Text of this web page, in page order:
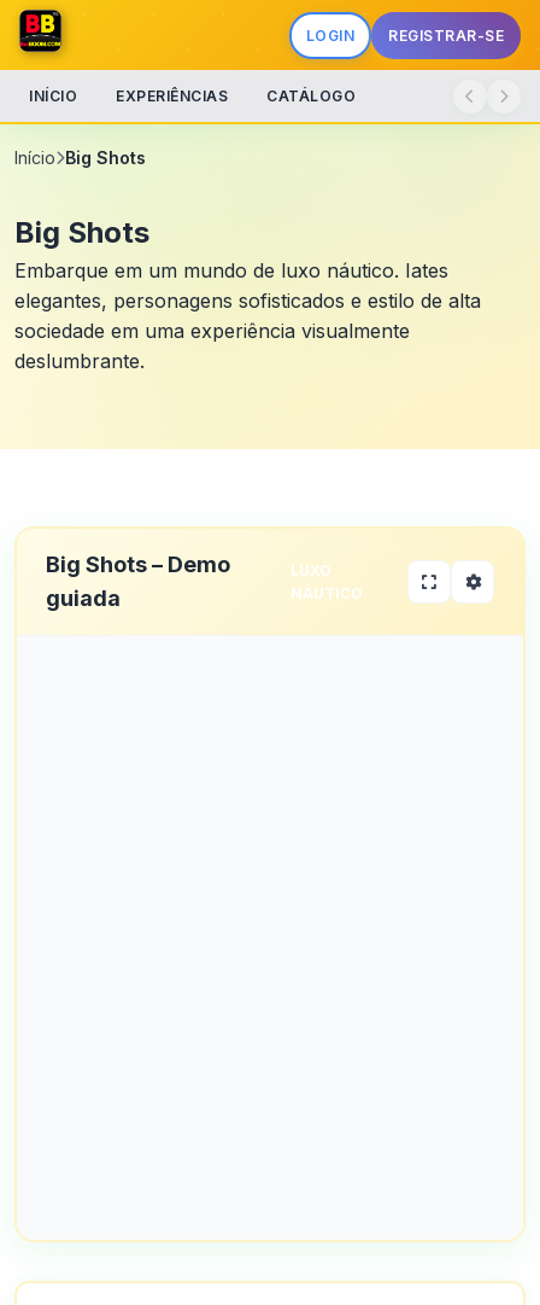
LOGIN REGISTRAR-SE
INÍCIO EXPERIÊNCIAS CATÁLOGO
Início Big Shots
Big Shots
Embarque em um mundo de luxo náutico. Iates
elegantes, personagens sofisticados e estilo de alta
sociedade em uma experiência visualmente
deslumbrante.
Big Shots – Demo
guiada
LUXO
NÁUTICO